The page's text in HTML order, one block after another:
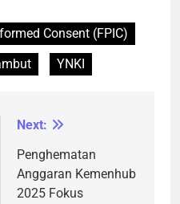
Consent (FPIC)
YNKI
Next:
Penghematan
Anggaran Kemenhub
2025 Fokus